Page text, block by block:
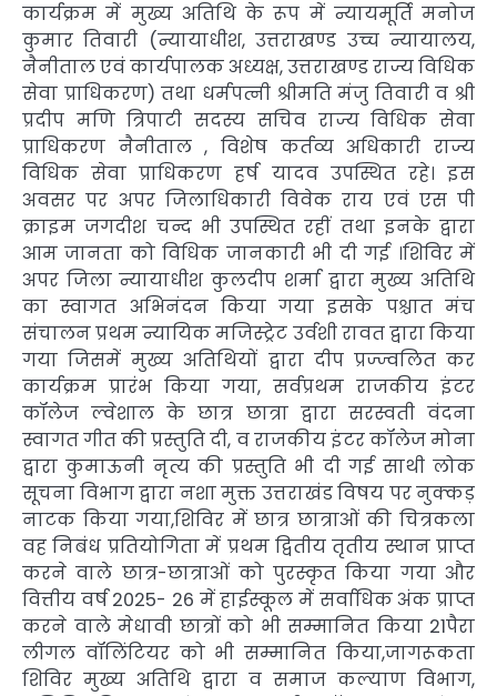
कार्यक्रम में मुख्य अतिथि के रूप में न्यायमूर्ति मनोज
कुमार तिवारी (न्यायाधीश, उत्तराखण्ड उच्च न्यायालय,
नैनीताल एवं कार्यपालक अध्यक्ष, उत्तराखण्ड राज्य विधिक
सेवा प्राधिकरण) तथा धर्मपत्नी श्रीमति मंजु तिवारी व श्री
प्रदीप मणि त्रिपाटी सदस्य सचिव राज्य विधिक सेवा
प्राधिकरण नैनीताल , विशेष कर्तव्य अधिकारी राज्य
विधिक सेवा प्राधिकरण हर्ष यादव उपस्थित रहे। इस
अवसर पर अपर जिलाधिकारी विवेक राय एवं एस पी
क्राइम जगदीश चन्द भी उपस्थित रहीं तथा इनके द्वारा
आम जानता को विधिक जानकारी भी दी गई ।शिविर में
अपर जिला न्यायाधीश कुलदीप शर्मा द्वारा मुख्य अतिथि
का स्वागत अभिनंदन किया गया इसके पश्चात मंच
संचालन प्रथम न्यायिक मजिस्ट्रेट उर्वशी रावत द्वारा किया
गया जिसमें मुख्य अतिथियों द्वारा दीप प्रज्ज्वलित कर
कार्यक्रम प्रारंभ किया गया, सर्वप्रथम राजकीय इंटर
कॉलेज ल्वेशाल के छात्र छात्रा द्वारा सरस्वती वंदना
स्वागत गीत की प्रस्तुति दी, व राजकीय इंटर कॉलेज मोना
द्वारा कुमाऊनी नृत्य की प्रस्तुति भी दी गई साथी लोक
सूचना विभाग द्वारा नशा मुक्त उत्तराखंड विषय पर नुक्कड़
नाटक किया गया,शिविर में छात्र छात्राओं की चित्रकला
वह निबंध प्रतियोगिता में प्रथम द्वितीय तृतीय स्थान प्राप्त
करने वाले छात्र-छात्राओं को पुरस्कृत किया गया और
वित्तीय वर्ष 2025- 26 में हाईस्कूल में सर्वाधिक अंक प्राप्त
करने वाले मेधावी छात्रों को भी सम्मानित किया 21पैरा
लीगल वॉलिंटियर को भी सम्मानित किया,जागरूकता
शिविर मुख्य अतिथि द्वारा व समाज कल्याण विभाग,